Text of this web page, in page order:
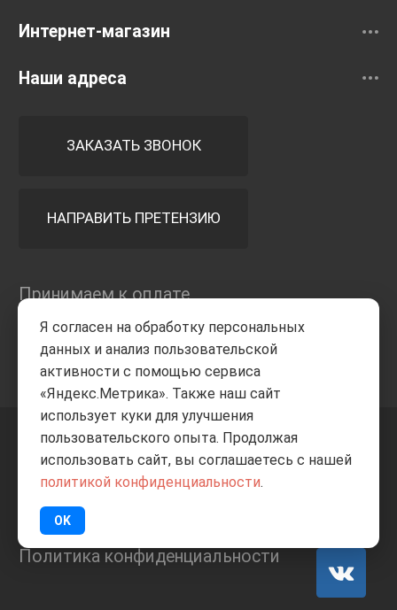
Интернет-магазин
Наши адреса
ЗАКАЗАТЬ ЗВОНОК
НАПРАВИТЬ ПРЕТЕНЗИЮ
Принимаем к оплате
+7 8332205-805 ВВЕРХ
ИП Баранов А.С. 2026
Политика конфиденциальности
Я согласен на обработку персональных
данных и анализ пользовательской
активности с помощью сервиса
«Яндекс.Метрика». Также наш сайт
использует куки для улучшения
пользовательского опыта. Продолжая
использовать сайт, вы соглашаетесь с нашей
политикой конфиденциальности.
OK